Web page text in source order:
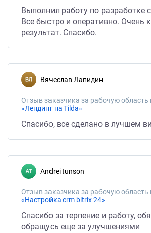
Выполнил работу по разработке
Все быстро и оперативно. Очень
результат. Спасибо.
Вячеслав Лапидин
Отзыв заказчика за рабочую область
«Лендинг на Tilda»
Спасибо, все сделано в лучшем
andrei tunson
Отзыв заказчика за рабочую область
«Настройка crm bitrix 24»
Спасибо за терпение и работу,
обращусь еще за улучшениями